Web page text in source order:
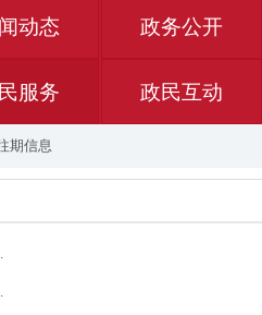
动态 政务公开
服务 政民互动
期信息